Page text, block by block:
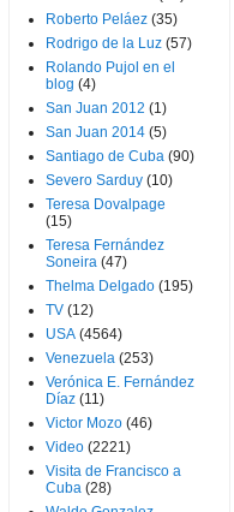
Roberto Peláez (35)
Rodrigo de la Luz (57)
Rolando Pujol en el
blog (4)
San Juan 2012 (1)
San Juan 2014 (5)
Santiago de Cuba (90)
Severo Sarduy (10)
Teresa Dovalpage
(15)
Teresa Fernández
Soneira (47)
Thelma Delgado (195)
TV (12)
USA (4564)
Venezuela (253)
Verónica E. Fernández
Díaz (11)
Victor Mozo (46)
Video (2221)
Visita de Francisco a
Cuba (28)